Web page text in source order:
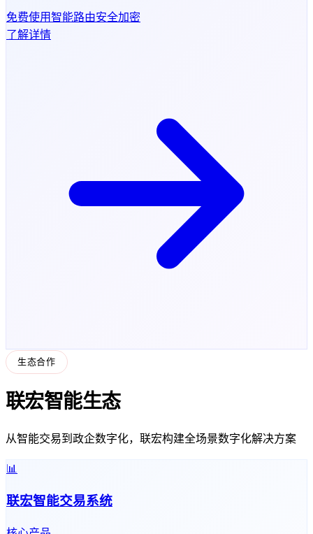
免费使用智能路由安全加密
了解详情
生态合作
联宏智能生态
从智能交易到政企数字化，联宏构建全场景数字化解决方案
📊
联宏智能交易系统